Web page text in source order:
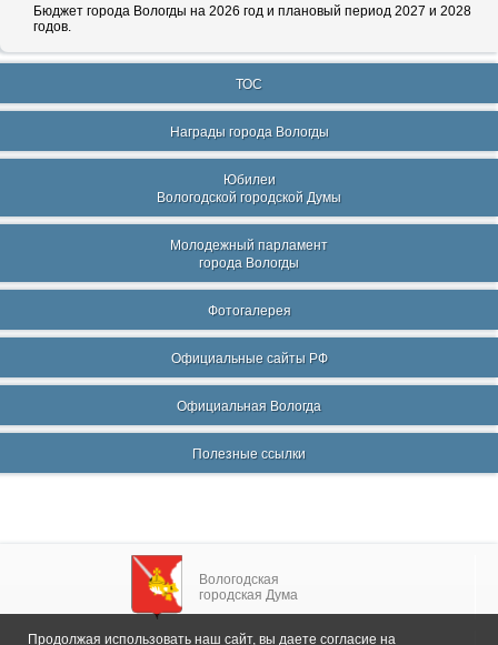
Бюджет города Вологды на 2026 год и плановый период 2027 и 2028
годов.
ТОС
Награды города Вологды
Юбилеи
Вологодской городской Думы
Молодежный парламент
города Вологды
Фотогалерея
Официальные сайты РФ
Официальная Вологда
Полезные ссылки
Вологодская
городская Дума
Продолжая использовать наш сайт, вы даете согласие на